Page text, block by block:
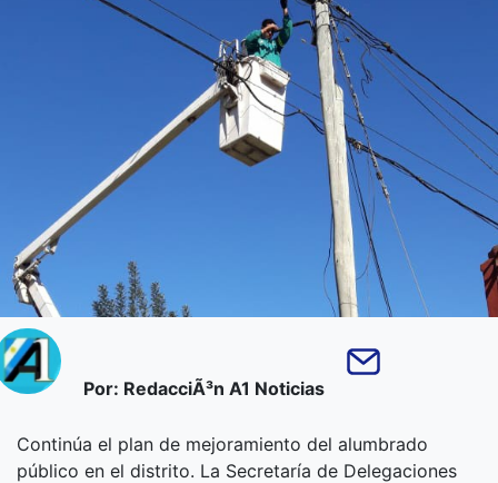
Por: RedacciÃ³n A1 Noticias
Continúa el plan de mejoramiento del alumbrado
público en el distrito. La Secretaría de Delegaciones